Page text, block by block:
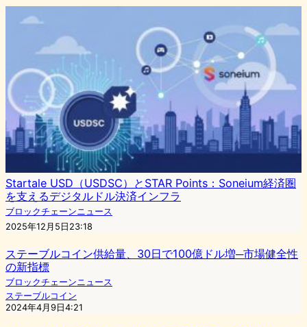
Startale USD（USDSC）とSTAR Points：Soneium経済圏
を支えるデジタルドル決済インフラ
ブロックチェーンニュース
2025年12月5日23:18
ステーブルコイン供給量、30日で100億ドル増─市場健全性
の新指標
ブロックチェーンニュース
ステーブルコイン
2024年4月9日4:21